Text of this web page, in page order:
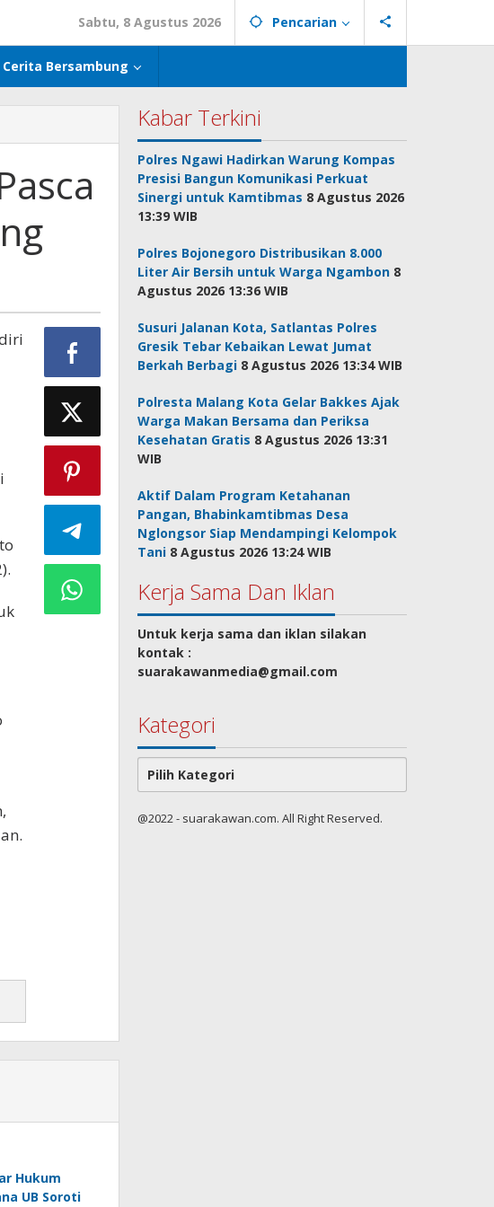
Sabtu, 8 Agustus 2026 Pencarian
Cerita Bersambung
Hukum
UB Soroti
Kabar Terkini
Polres Ngawi Hadirkan Warung Kompas
Presisi Bangun Komunikasi Perkuat
Sinergi untuk Kamtibmas 8 Agustus 2026
13:39 WIB
Polres Bojonegoro Distribusikan 8.000
Liter Air Bersih untuk Warga Ngambon 8
Agustus 2026 13:36 WIB
Susuri Jalanan Kota, Satlantas Polres
Gresik Tebar Kebaikan Lewat Jumat
Berkah Berbagi 8 Agustus 2026 13:34 WIB
Polresta Malang Kota Gelar Bakkes Ajak
Warga Makan Bersama dan Periksa
Kesehatan Gratis 8 Agustus 2026 13:31
WIB
Aktif Dalam Program Ketahanan
Pangan, Bhabinkamtibmas Desa
Nglongsor Siap Mendampingi Kelompok
Tani 8 Agustus 2026 13:24 WIB
Kerja Sama Dan Iklan
Untuk kerja sama dan iklan silakan
kontak :
suarakawanmedia@gmail.com
Kategori
Kategori
@2022 - suarakawan.com. All Right Reserved.